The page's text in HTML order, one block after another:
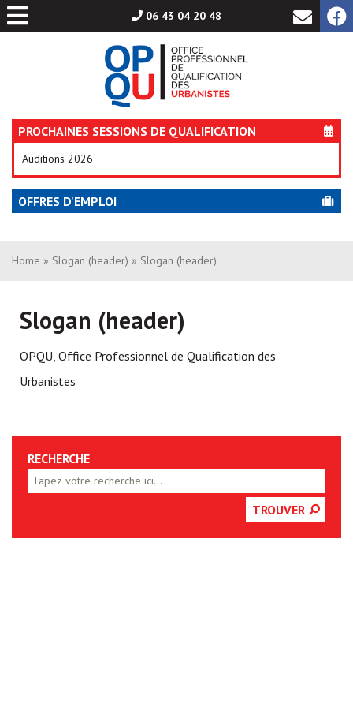
06 43 04 20 48
PROCHAINES SESSIONS DE QUALIFICATION
Auditions 2026
OFFRES D'EMPLOI
Aller
au
Home » Slogan (header) » Slogan (header)
Slogan (header)
OPQU, Office Professionnel de Qualification des
Urbanistes
RECHERCHE
TROUVER